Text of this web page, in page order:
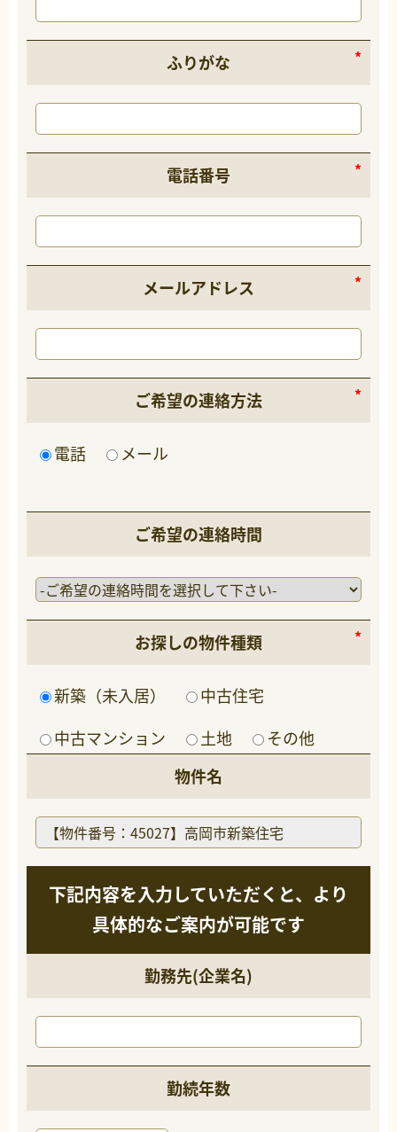
ふりがな
電話番号
メールアドレス
ご希望の連絡方法
電話 メール
ご希望の連絡時間
お探しの物件種類
新築（未入居）
中古住宅
中古マンション
土地
その他
物件名
下記内容を入力していただくと、より
具体的なご案内が可能です
勤務先(企業名)
勤続年数